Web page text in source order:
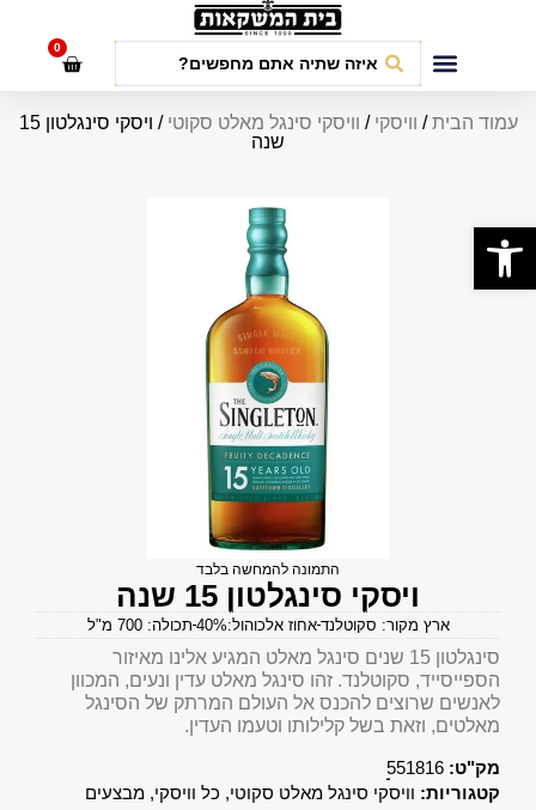
0
עמוד הבית/ וויסקי / וויסקי סינגל מאלט סקוטי
/ ויסקי סינגלטון 15
שנה
התמונה להמחשה בלבד
ויסקי סינגלטון 15 שנה
ארץ מקור: סקוטלנד אחוז אלכוהול:40% תכולה: 700 מ"ל
סינגלטון 15 שנים סינגל מאלט המגיע אלינו מאיזור
הספייסייד, סקוטלנד. זהו סינגל מאלט עדין ונעים, המכוון
לאנשים שרוצים להכנס אל העולם המרתק של הסינגל
מאלטים, וזאת בשל קלילותו וטעמו העדין.
מק"ט:551816
קטגוריות: וויסקי סינגל מאלט סקוטי, כל וויסקי,מבצעים
פתח סרגל נגישות